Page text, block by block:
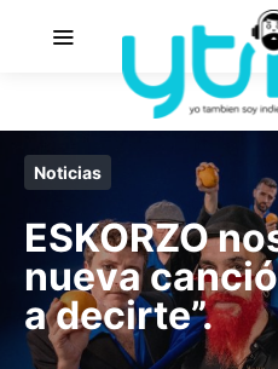
Noticias
ESKORZO
nueva
a decirte”.